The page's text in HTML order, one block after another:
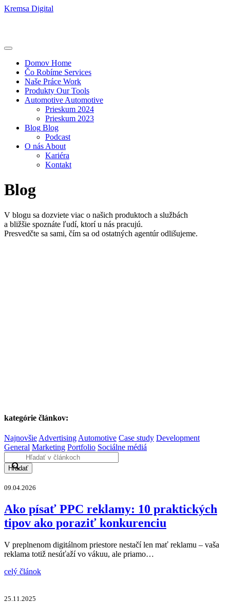
Kremsa Digital
Domov Home
Čo Robíme Services
Naše Práce Work
Produkty Our Tools
Automotive Automotive
Prieskum 2024
Prieskum 2023
Blog Blog
Podcast
O nás About
Kariéra
Kontakt
Blog
V blogu sa dozviete viac o našich produktoch a službách
a bližšie spoznáte ľudí, ktorí u nás pracujú.
Presvedčte sa sami, čím sa od ostatných agentúr odlišujeme.
kategórie článkov:
Najnovšie Advertising Automotive Case study Development
General Marketing Portfolio Sociálne médiá
Hľadať
09.04.2026
Ako písať PPC reklamy: 10 praktických
tipov ako poraziť konkurenciu
V preplnenom digitálnom priestore nestačí len mať reklamu – vaša
reklama totiž nesúťaží vo vákuu, ale priamo…
celý článok
25.11.2025